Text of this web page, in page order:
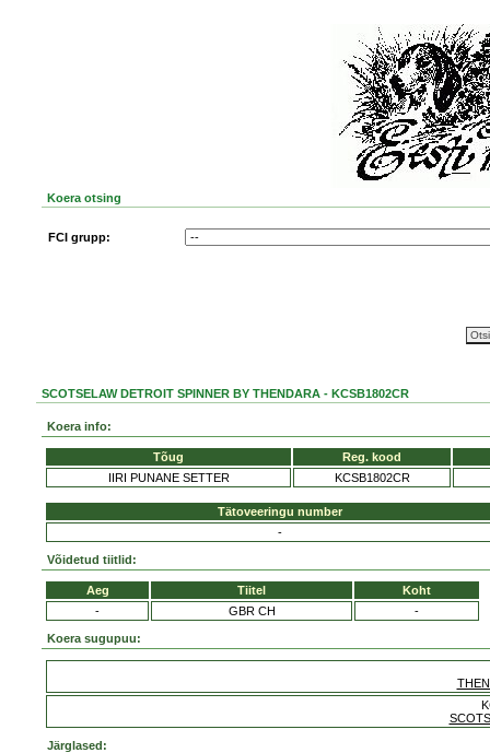
Koera otsing
FCI grupp:
SCOTSELAW DETROIT SPINNER BY THENDARA - KCSB1802CR
Koera info:
Tõug
Reg. kood
IIRI PUNANE SETTER
KCSB1802CR
Tätoveeringu number
-
Võidetud tiitlid:
Aeg Tiitel
Koht
-
GBR CH -
Koera sugupuu:
Järglased: